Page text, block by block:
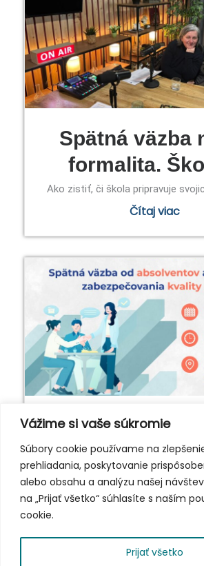
Vážime si vaše súkromie
Súbory cookie používame na
prehliadania, poskytovanie
alebo obsahu a analýzu našej
na „Prijať všetko“ súhlasíte s naším
cookie.
Prijať všetko
Spätná väzba
formalita.
Ako zistiť, či škola pripravuje
Čítaj viac
Pozvánka:
väzba od
ako
Radi by sme Vás pozvali na